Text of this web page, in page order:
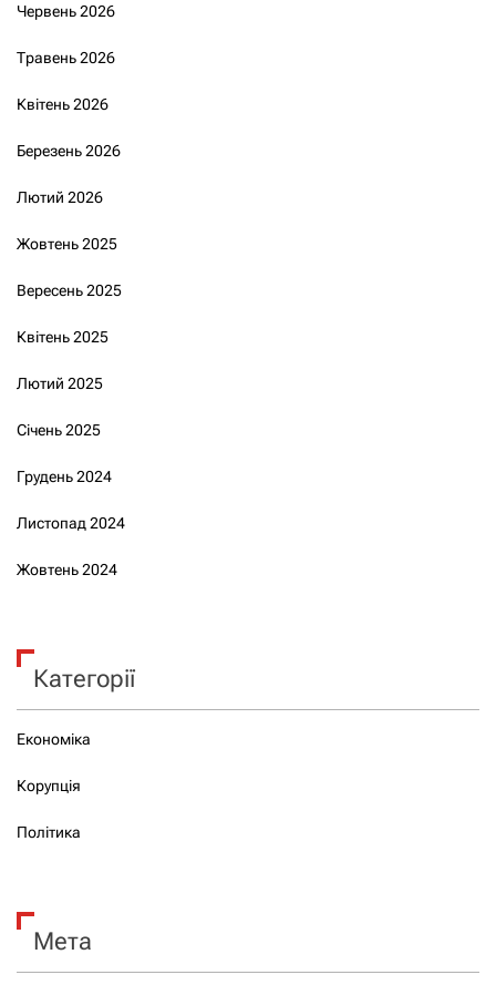
Червень 2026
Травень 2026
Квітень 2026
Березень 2026
Лютий 2026
Жовтень 2025
Вересень 2025
Квітень 2025
Лютий 2025
Січень 2025
Грудень 2024
Листопад 2024
Жовтень 2024
Категорії
Економіка
Корупція
Політика
Мета